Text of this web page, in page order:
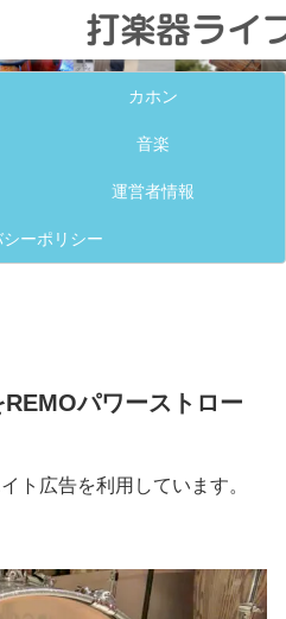
カホン
音楽
運営者情報
ーポリシー
パワーストロー
ト広告を利用しています。